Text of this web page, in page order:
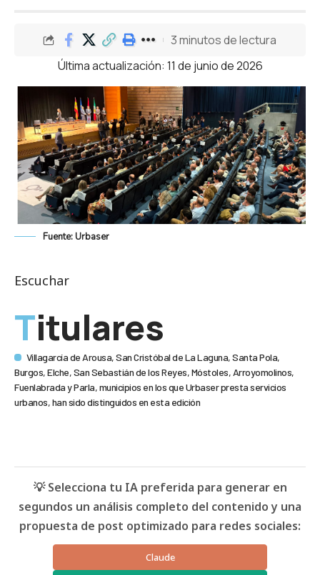
Última actualización: 11 de junio de 2026
3 minutos de lectura
Fuente: Urbaser
Escuchar
Titulares
Villagarcía de Arousa, San Cristóbal de La Laguna, Santa Pola,
Burgos, Elche, San Sebastián de los Reyes, Móstoles, Arroyomolinos,
Fuenlabrada y Parla, municipios en los que Urbaser presta servicios
urbanos, han sido distinguidos en esta edición
💡 Selecciona tu IA preferida para generar en
segundos un análisis completo del contenido y una
propuesta de post optimizado para redes sociales:
Claude